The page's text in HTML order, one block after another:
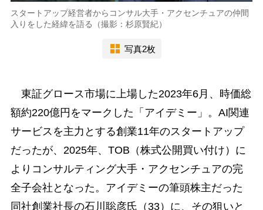
スタートアップ経営者からコンサル大手・アクセンチュアの仲間
入りをした経緯を語る（撮影：杉原賢紀）
写真2枚
東証グロース市場に上場した2023年6月、時価総
額約220億円をマークした「アイデミー」。AI関連
サービスを主力とする創業11年のスタートアップ
だったが、2025年、TOB（株式公開買い付け）に
よりコンサルティング大手・アクセンチュアの完
全子会社となった。アイデミーの筆頭株主だった
同社創業社長の石川聡彦氏（33）に、その狙いと